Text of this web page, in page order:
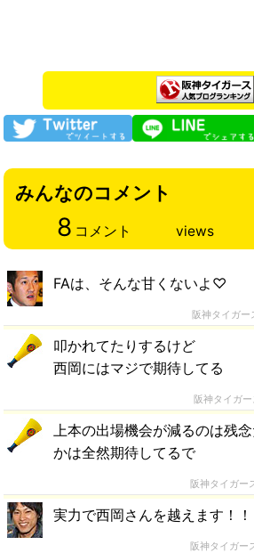
みんなのコメント
8 コメント views
FAは、そんな甘くないよ♡
阪神タイガー
叩かれてたりするけど
西岡にはマジで期待してる
阪神タイガー
上本の出場機会が減るのは残
かは全然期待してるで
阪神タイガー
実力で西岡さんを越えます！！
阪神タイガー